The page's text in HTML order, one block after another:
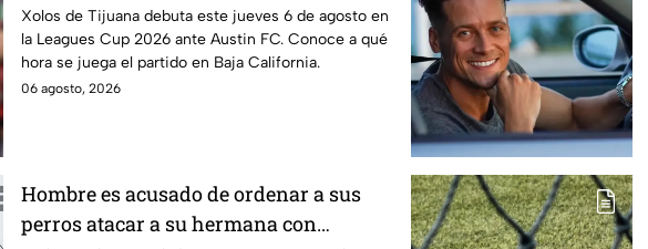
Austin FC
Xolos de Tijuana debuta este jueves 6 de agosto en
la Leagues Cup 2026 ante Austin FC. Conoce a qué
hora se juega el partido en Baja California.
06 agosto, 2026
Hombre es acusado de ordenar a sus
perros atacar a su hermana con